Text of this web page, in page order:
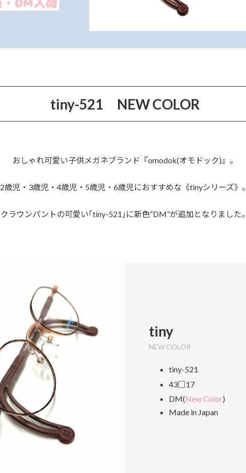
tiny-521 NEW COLOR
おしゃれ可愛い子供メガネブランド『omodok(オモドック)』。
2歳児・3歳児・4歳児・5歳児・6歳児におすすめな《tinyシリーズ》。
クラウンパントの可愛い｢tiny-521｣に新色“DM”が追加となりました。
tiny
NEW COLOR
tiny-521
43□17
DM(New Color)
Made in Japan